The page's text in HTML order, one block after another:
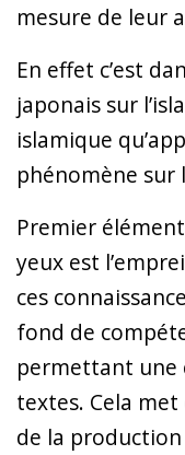
mesure de leur
En effet c’est
japonais sur
islamique
phénomène sur
Premier
yeux est
ces
fond de
permettant une
textes. Cela
de la